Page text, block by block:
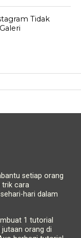
Tidak
setiap orang
trik cara
hari dalam
1 tutorial
orang di